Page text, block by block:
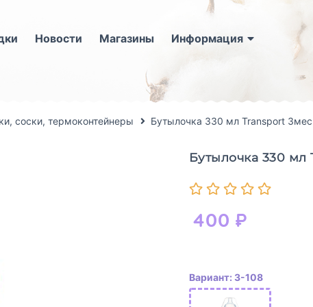
Новости Магазины Информация
соски, термоконтейнеры Бутылочка 330 мл Transport
Бутылочка 330 мл
400 ₽
Вариант: 3-108